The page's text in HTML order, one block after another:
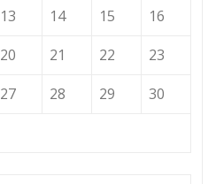
13 14 15
16
20 21 22
23
27 28 29
30